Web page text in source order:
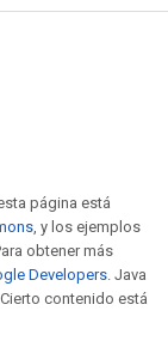
página está
, y los ejemplos
obtener más
Developers. Java
contenido está